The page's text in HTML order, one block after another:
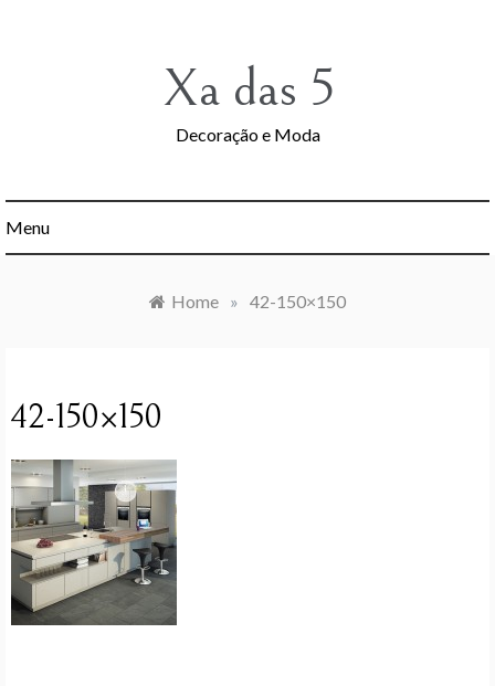
Xa das 5
Decoração e Moda
Menu
Home » 42-150×150
42-150×150